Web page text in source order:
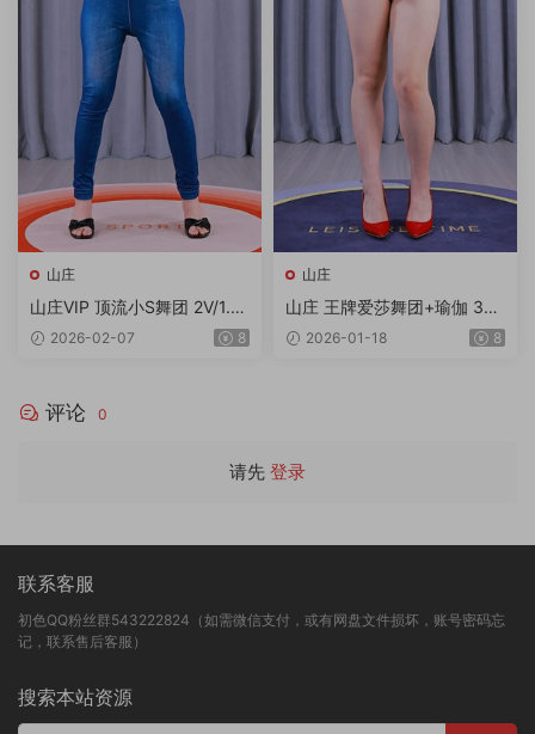
山庄
山庄VIP 顶流小S舞团 2V/1.7
3G/4K
2026-02-07 8
山庄
山庄 王牌爱莎舞团+瑜伽 3V
2.44G2026-01-18 8
评论 0
请先 登录
联系客服
初色QQ粉丝群543222824（如需微信支付，或有网盘文件损坏，账号密码忘
记，联系售后客服）
搜索本站资源